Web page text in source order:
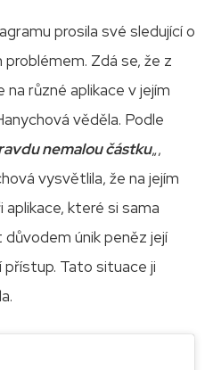
prosila své sledující o
Zdá se, že z
různé aplikace v jejím
věděla. Podle
nemalou částku„,
vysvětlila, že na jejím
které si sama
únik peněz její
přístup. Tato situace ji